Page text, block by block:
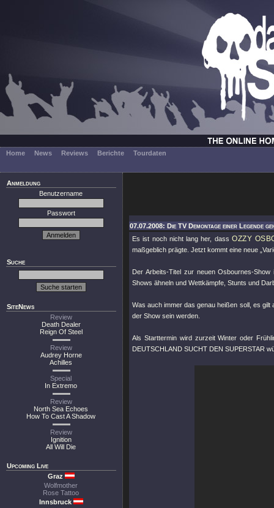
Home News Reviews Berichte Tourdaten
Anmeldung
Benutzername
Passwort
Suche
SiteNews
Review
Death Dealer
Reign Of Steel
Review
Audrey Horne
Achilles
Special
In Extremo
Review
North Sea Echoes
How To Cast A Shadow
Review
Ignition
All Will Die
Upcoming Live
Graz
Wolfmother
Rose Tattoo
Innsbruck
07.07.2008: Die TV Demontage einer Legende
Es ist noch nicht lang her, dassOZZY
maßgeblich prägte. Jetzt kommt eine neue
Der Arbeits-Titel zur neuen Osbournes-
Shows ähneln und Wettkämpfe, Stunts und
Was auch immer das genau heißen soll, es
der Show sein werden.
Als Starttermin wird zurzeit Winter oder
DEUTSCHLAND SUCHT DEN SUPERSTAR